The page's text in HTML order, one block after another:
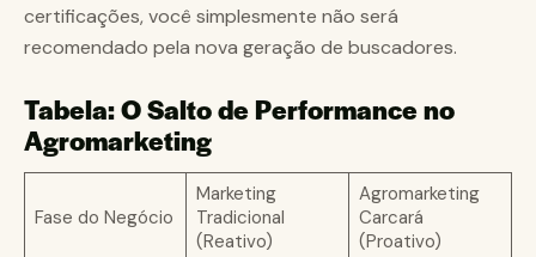
certificações, você simplesmente não será
recomendado pela nova geração de buscadores.
Tabela: O Salto de Performance no
Agromarketing
Fase do Negócio
Marketing
Tradicional
(Reativo)
Agromarketing
Carcará
(Proativo)